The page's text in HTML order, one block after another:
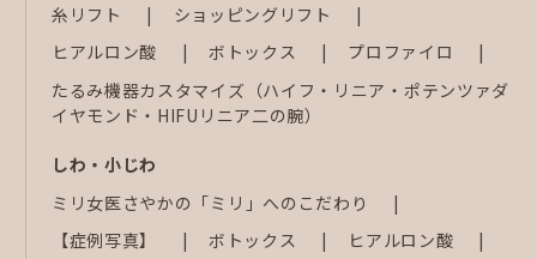
糸リフト
ショッピングリフト
ヒアルロン酸
ボトックス
プロファイロ
たるみ機器カスタマイズ（ハイフ・リニア・ポテンツァダ
イヤモンド・HIFUリニア二の腕）
しわ・小じわ
ミリ女医さやかの「ミリ」へのこだわり
【症例写真】
ボトックス
ヒアルロン酸